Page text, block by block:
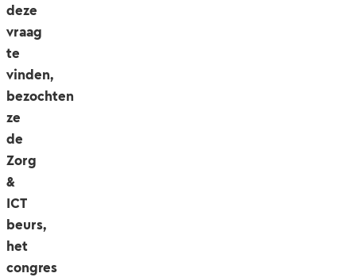
deze
vraag
te
vinden,
bezochten
ze
de
Zorg
&
ICT
beurs,
het
congres